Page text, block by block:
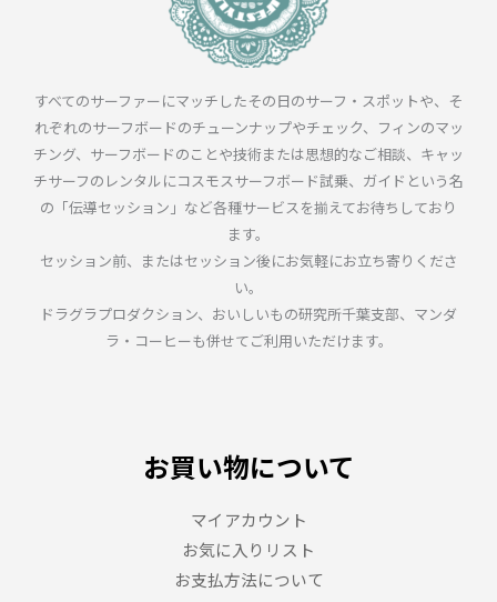
すべてのサーファーにマッチしたその日のサーフ・スポットや、そ
れぞれのサーフボードのチューンナップやチェック、フィンのマッ
チング、サーフボードのことや技術または思想的なご相談、キャッ
チサーフのレンタルにコスモスサーフボード試乗、ガイドという名
の「伝導セッション」など各種サービスを揃えてお待ちしており
ます。
セッション前、またはセッション後にお気軽にお立ち寄りくださ
い。
ドラグラプロダクション、おいしいもの研究所千葉支部、マンダ
ラ・コーヒーも併せてご利用いただけます。
お買い物について
マイアカウント
お気に入りリスト
お支払方法について